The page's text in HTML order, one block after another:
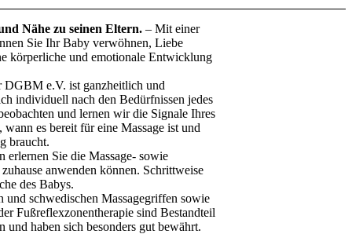
Nähe zu seinen Eltern. – Mit einer
Sie Ihr Baby verwöhnen, Liebe
körperliche und emotionale Entwicklung
DGBM e.V. ist ganzheitlich und
individuell nach den Bedürfnissen jedes
und lernen wir die Signale Ihres
es bereit für eine Massage ist und
braucht.
erlernen Sie die Massage- sowie
anwenden können. Schrittweise
des Babys.
schwedischen Massagegriffen sowie
Fußreflexzonentherapie sind Bestandteil
und haben sich besonders gut bewährt.